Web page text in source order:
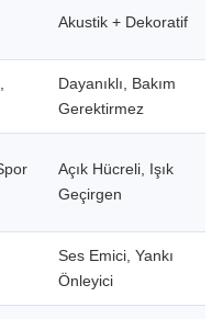
Akustik + Dekoratif
Dayanıklı, Bakım
Gerektirmez
Açık Hücreli, Işık
Geçirgen
Ses Emici, Yankı
Önleyici